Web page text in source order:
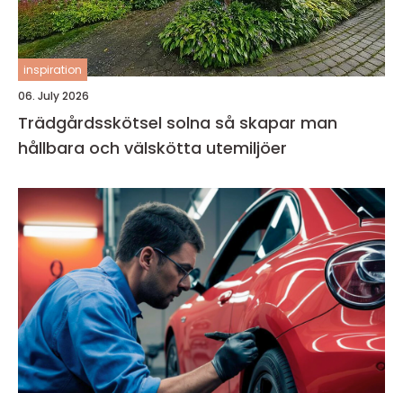
inspiration
06. July 2026
Trädgårdsskötsel solna så skapar man
hållbara och välskötta utemiljöer